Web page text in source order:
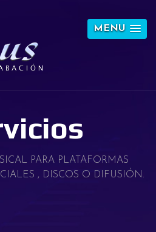
MENU
PARA PLATAFORMAS
, DISCOS O DIFUSIÓN.